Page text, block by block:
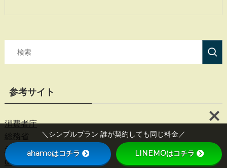
参考サイト
消費者庁
総務省
デジタル庁
docomo
＼シンプルプラン 誰が契約しても同じ料金／
ahamoはコチラ LINEMOはコチラ